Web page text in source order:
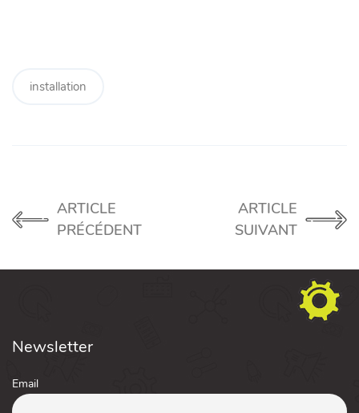
installation
ARTICLE
PRÉCÉDENT
ARTICLE
SUIVANT
Newsletter
Email